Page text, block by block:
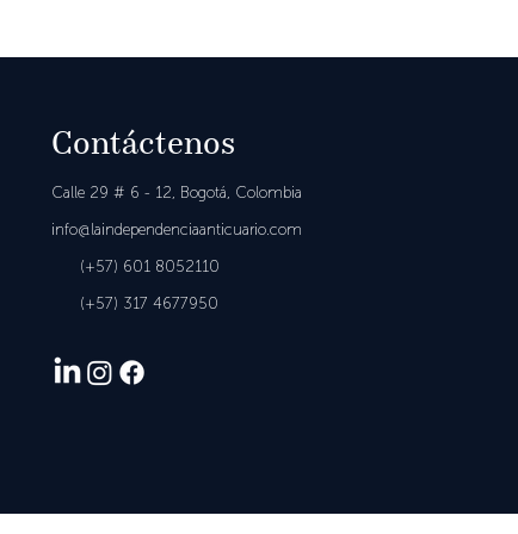
Contáctenos
Calle 29 # 6 - 12, Bogotá, Colombia
info@laindependenciaanticuario.com
(+57) 601 8052110
(+57) 317 4677950